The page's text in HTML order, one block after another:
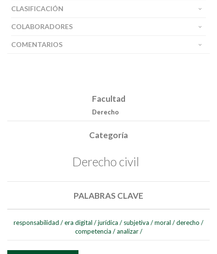
CLASIFICACIÓN
COLABORADORES
COMENTARIOS
Facultad
Derecho
Categoría
Derecho civil
PALABRAS CLAVE
responsabilidad /era digital /jurídica / subjetiva /moral /derecho /
competencia / analizar /